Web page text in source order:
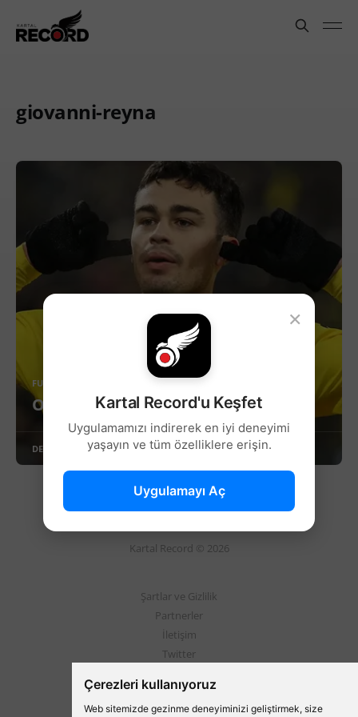
Çerezleri kullanıyoruz
Web sitemizde gezinme deneyiminizi geliştirmek, size
giovanni-reyna
FUTBOL
Oğlumu ancak Beşiktaş kurtarır!
DEVAMINI OKU
Kartal Record © 2026
Şartlar ve Gizlilik
Partnerler
İletişim
Twitter
×
Kartal Record'u Keşfet
Uygulamamızı indirerek en iyi deneyimi
yaşayın ve tüm özelliklere erişin.
Uygulamayı Aç